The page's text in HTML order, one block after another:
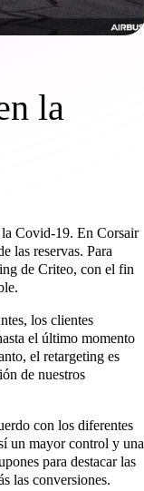
la
la Covid-19. En Corsair
las reservas. Para
de Criteo, con el fin
los clientes
el último momento
el retargeting es
de nuestros
con los diferentes
un mayor control y una
para destacar las
las conversiones.